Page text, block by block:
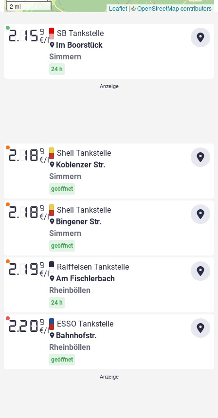
2 mi
Leaflet | ©OpenStreetMap contributors
2.15 9
€/l
SB Tankstelle
Im Boorstück
Simmern
24 h
2.18 9
€/l
Shell Tankstelle
Koblenzer Str.
Simmern
geöffnet
2.18 9
€/l
Shell Tankstelle
Bingener Str.
Simmern
geöffnet
2.19 9
€/l
Raiffeisen Tankstelle
Am Fischlerbach
Rheinböllen
24 h
2.20 9
€/l
ESSO Tankstelle
Bahnhofstr.
Rheinböllen
geöffnet